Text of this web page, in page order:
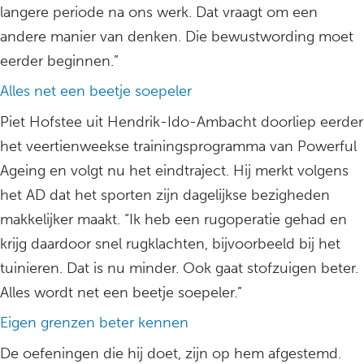
langere periode na ons werk. Dat vraagt om een
andere manier van denken. Die bewustwording moet
eerder beginnen.”
Alles net een beetje soepeler
Piet Hofstee uit Hendrik-Ido-Ambacht doorliep eerder
het veertienweekse trainingsprogramma van Powerful
Ageing en volgt nu het eindtraject. Hij merkt volgens
het AD dat het sporten zijn dagelijkse bezigheden
makkelijker maakt. “Ik heb een rugoperatie gehad en
krijg daardoor snel rugklachten, bijvoorbeeld bij het
tuinieren. Dat is nu minder. Ook gaat stofzuigen beter.
Alles wordt net een beetje soepeler.”
Eigen grenzen beter kennen
De oefeningen die hij doet, zijn op hem afgestemd.